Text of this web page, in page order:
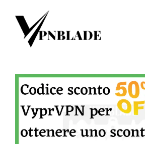
content